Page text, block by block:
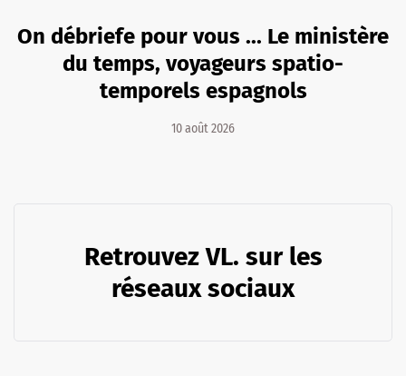
On débriefe pour vous ... Le ministère
du temps, voyageurs spatio-
temporels espagnols
10 août 2026
Retrouvez VL. sur les
réseaux sociaux